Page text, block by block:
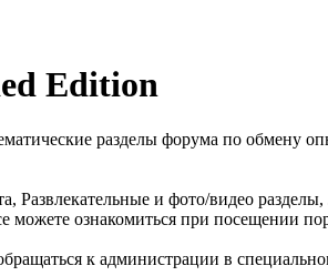
Edition
разделы форума по
и фото/видео
ознакомиться при посещении
к администрации в